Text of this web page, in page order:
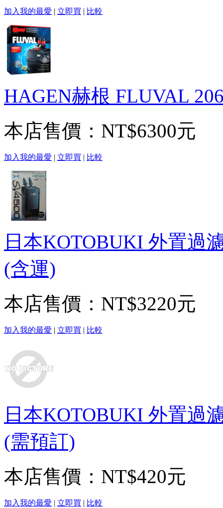
加入我的最愛 | 立即買 | 比較
HAGEN赫根 FLUVAL
本店售價： NT$6300元
加入我的最愛 | 立即買 | 比較
日本KOTOBUKI 外置過
(含運)
本店售價： NT$3220元
加入我的最愛 | 立即買 | 比較
日本KOTOBUKI 外置過
(需預訂)
本店售價： NT$420元
加入我的最愛 | 立即買 | 比較